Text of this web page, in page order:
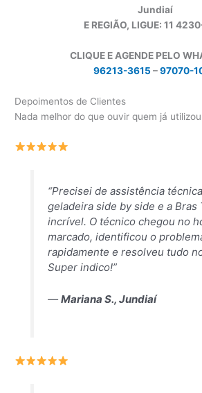
Jundiaí
E REGIÃO, LIGUE: 11
CLIQUE E AGENDE PELO
96213-3615 –97070-
Depoimentos de Clientes
Nada melhor do que ouvir quem já
“Precisei de assistência
geladeira side by side e a Bras
incrível. O técnico chegou no
marcado, identificou o
rapidamente e resolveu tudo
Super indico!”
— Mariana S., Jundiaí